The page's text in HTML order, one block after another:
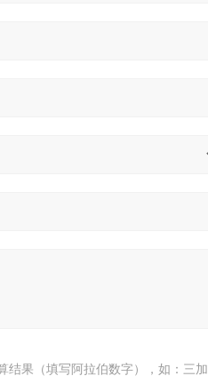
结果（填写阿拉伯数字），如：三加